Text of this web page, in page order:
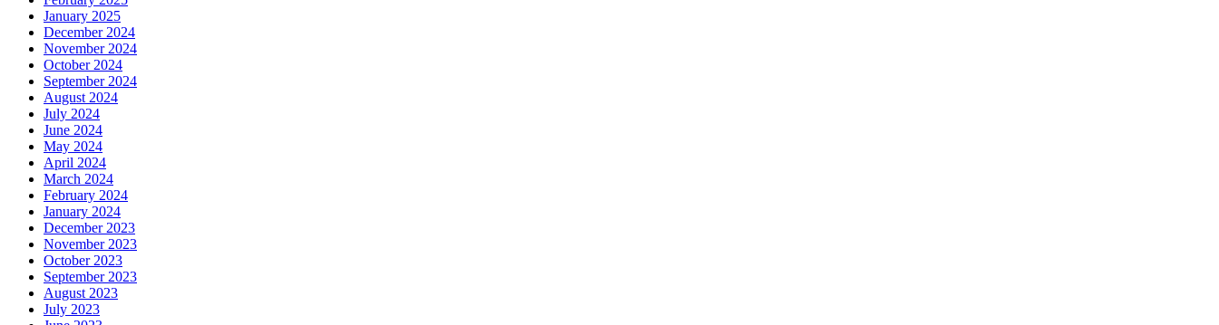
January 2025
December 2024
November 2024
October 2024
September 2024
August 2024
July 2024
June 2024
May 2024
April 2024
March 2024
February 2024
January 2024
December 2023
November 2023
October 2023
September 2023
August 2023
July 2023